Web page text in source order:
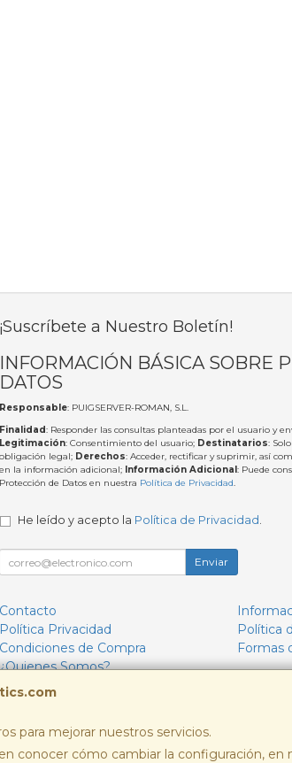
para mejorar nuestros servicios.
conocer cómo cambiar la configuración, en
¡Suscríbete a Nuestro Boletín!
INFORMACIÓN BÁSICA SOBRE
DATOS
Responsable: PUIGSERVER-ROMAN, S.L.
Finalidad: Responder las consultas planteadas por el usuario y
Legitimación: Consentimiento del usuario; Destinatarios:
obligación legal; Derechos: Acceder, rectificar y suprimir, así
en la información adicional; Información Adicional: Puede
Protección de Datos en nuestra Política de Privacidad.
He leído y acepto la Política de Privacidad .
Enviar
Contacto
Política Privacidad
Política
Condiciones de Compra
Formas
Somos?
, , , , España. - C.I.F.: